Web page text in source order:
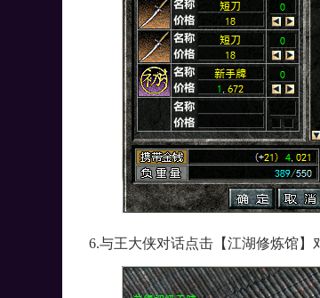
6.与王大侠对话点击【江湖修炼馆】